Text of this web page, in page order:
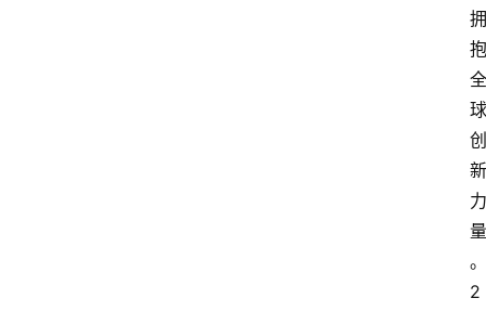
拥
抱
全
球
创
新
力
量
。
2